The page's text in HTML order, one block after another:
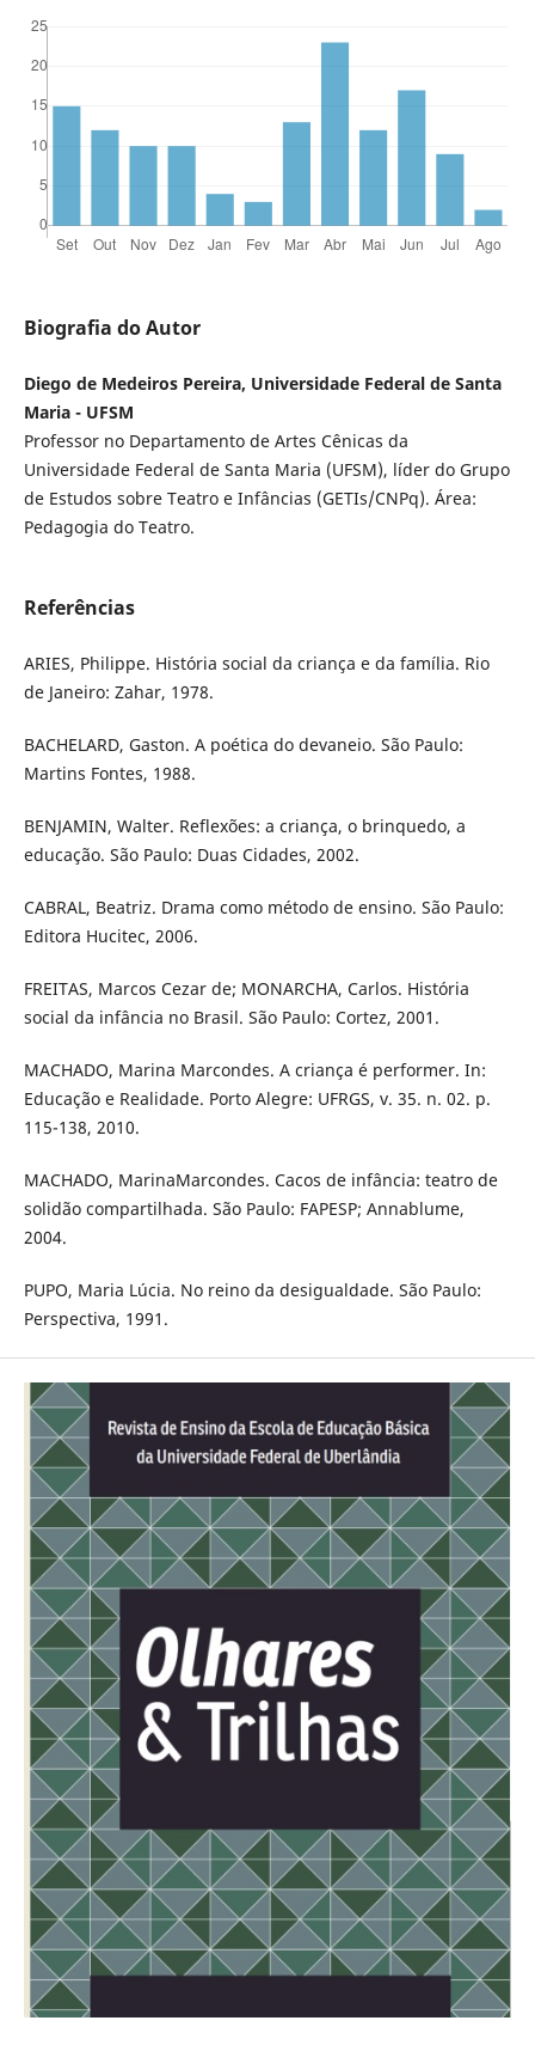
Biografia do Autor
Diego de Medeiros Pereira, Universidade Federal de Santa
Maria - UFSM
Professor no Departamento de Artes Cênicas da
Universidade Federal de Santa Maria (UFSM), líder do Grupo
de Estudos sobre Teatro e Infâncias (GETIs/CNPq). Área:
Pedagogia do Teatro.
Referências
ARIES, Philippe. História social da criança e da família. Rio
de Janeiro: Zahar, 1978.
BACHELARD, Gaston. A poética do devaneio. São Paulo:
Martins Fontes, 1988.
BENJAMIN, Walter. Reflexões: a criança, o brinquedo, a
educação. São Paulo: Duas Cidades, 2002.
CABRAL, Beatriz. Drama como método de ensino. São Paulo:
Editora Hucitec, 2006.
FREITAS, Marcos Cezar de; MONARCHA, Carlos. História
social da infância no Brasil. São Paulo: Cortez, 2001.
MACHADO, Marina Marcondes. A criança é performer. In:
Educação e Realidade. Porto Alegre: UFRGS, v. 35. n. 02. p.
115-138, 2010.
MACHADO, MarinaMarcondes. Cacos de infância: teatro de
solidão compartilhada. São Paulo: FAPESP; Annablume,
2004.
PUPO, Maria Lúcia. No reino da desigualdade. São Paulo:
Perspectiva, 1991.